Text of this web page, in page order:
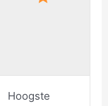
Hoogste